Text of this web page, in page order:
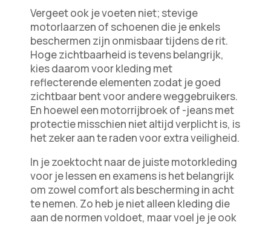
Vergeet ook je voeten niet; stevige
motorlaarzen of schoenen die je enkels
beschermen zijn onmisbaar tijdens de rit.
Hoge zichtbaarheid is tevens belangrijk,
kies daarom voor kleding met
reflecterende elementen zodat je goed
zichtbaar bent voor andere weggebruikers.
En hoewel een motorrijbroek of -jeans met
protectie misschien niet altijd verplicht is, is
het zeker aan te raden voor extra veiligheid.
In je zoektocht naar de juiste motorkleding
voor je lessen en examens is het belangrijk
om zowel comfort als bescherming in acht
te nemen. Zo heb je niet alleen kleding die
aan de normen voldoet, maar voel je je ook